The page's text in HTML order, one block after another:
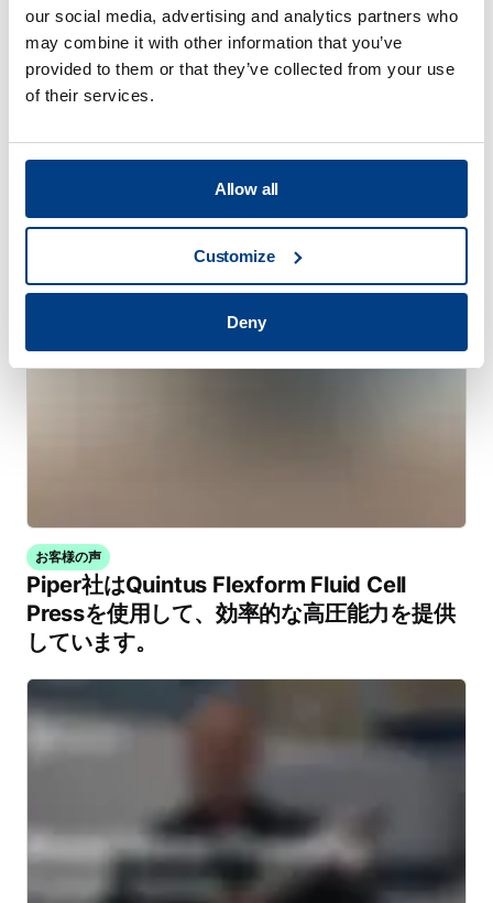
our social media, advertising and analytics partners who
may combine it with other information that you’ve
provided to them or that they’ve collected from your use
of their services.
Allow all
Customize
Deny
クインタス、Trestad Laser社の市場拡大と
お客様の声
Piper社はQuintus Flexform Fluid Cell
Pressを使用して、効率的な高圧能力を提供
しています。